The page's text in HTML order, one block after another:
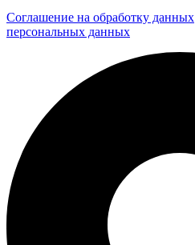
Соглашение на обработку данных
персональных данных